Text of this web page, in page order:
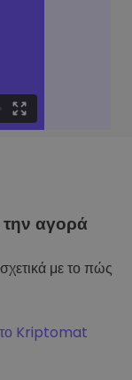
την αγορά
με το πώς
Kriptomat